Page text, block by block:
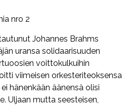
nro 2
Johannes Brahms
uransa solidaarisuuden
voittokulkuihin
viimeisen orkesteriteoksensa
hänenkään äänensä olisi
Uljaan mutta seesteisen,